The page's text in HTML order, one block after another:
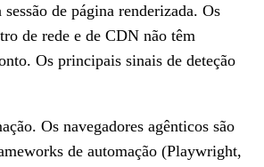
de página renderizada. Os
de rede e de CDN não têm
Os principais sinais de deteção
Os navegadores agênticos são
de automação (Playwright,